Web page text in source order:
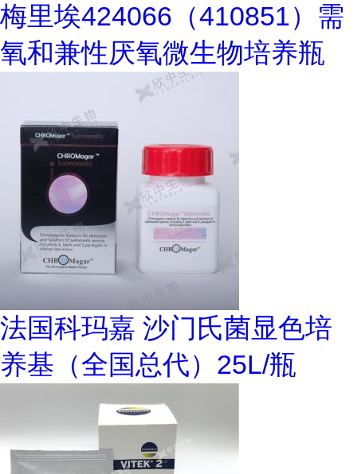
梅里埃424066（410851）需
氧和兼性厌氧微生物培养瓶
法国科玛嘉 沙门氏菌显色培
养基（全国总代）25L/瓶